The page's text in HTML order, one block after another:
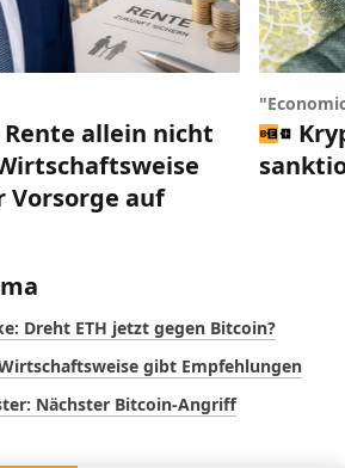
allein nicht
Vorsorge auf
Dreht ETH jetzt gegen Bitcoin?
gibt Empfehlungen
Nächster Bitcoin-Angriff